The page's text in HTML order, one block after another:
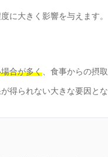
に大きく影響を与えます
合が多く 、食事からの摂
得られない大きな要因とな